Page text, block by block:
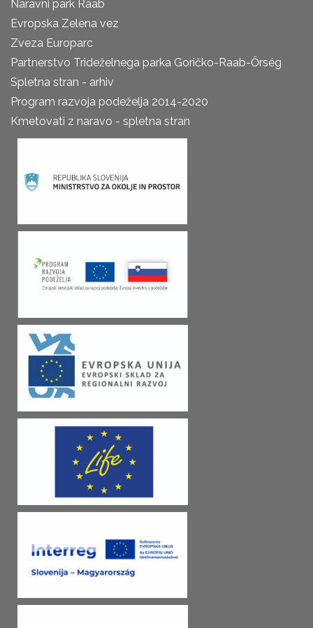
Naravni park Raab
Evropska Zelena vez
Zveza Europarc
Partnerstvo Trideželnega parka Goričko-Raab-Őrség
Spletna stran - arhiv
Program razvoja podeželja 2014-2020
Kmetovati z naravo - spletna stran